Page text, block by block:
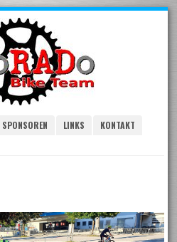
SPONSOREN LINKS
KONTAKT